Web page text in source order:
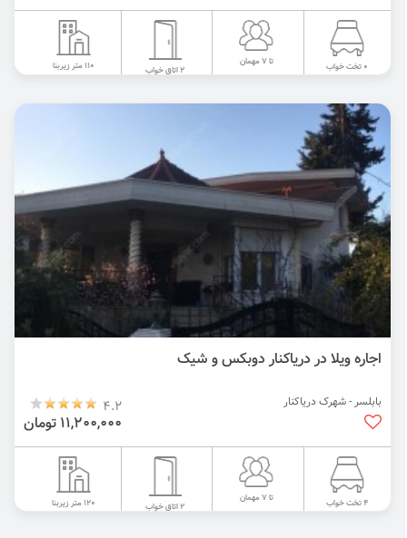
0 تخت خواب تا 7 مهمان
2 اتاق خواب 110 متر زیربنا
اجاره ویلا در دریاکنار دوبکس و شیک
بابلسر - شهرک دریاکنار 4.2
11,200,000 تومان
4 تخت خواب تا 7 مهمان
2 اتاق خواب 120 متر زیربنا